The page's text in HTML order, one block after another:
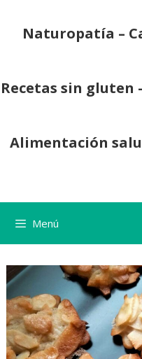
contenido
Naturopatía –
Recetas sin gluten
Alimentación
Menú